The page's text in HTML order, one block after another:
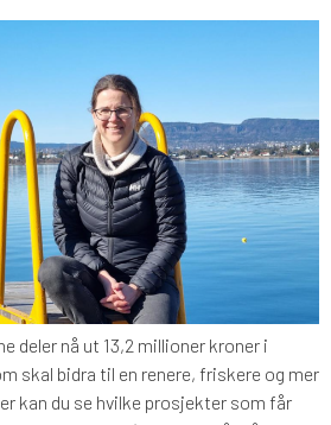
deler nå ut 13,2 millioner kroner i
skal bidra til en renere, friskere og mer
kan du se hvilke prosjekter som får